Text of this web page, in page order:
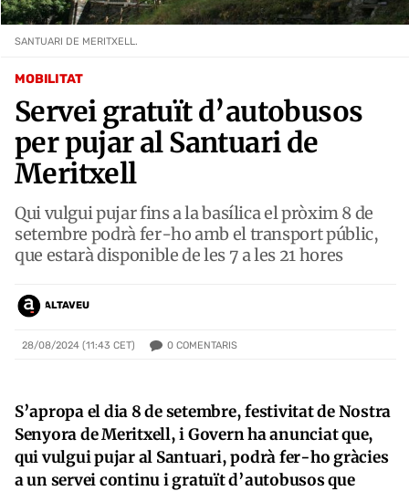
MOBILITAT
Servei gratuït d’autobusos
per pujar al Santuari de
Meritxell
Qui vulgui pujar fins a la basílica el pròxim 8 de
setembre podrà fer-ho amb el transport públic,
que estarà disponible de les 7 a les 21 hores
ALTAVEU
28/08/2024 (11:43 CET) 0 COMENTARIS
SANTUARI DE MERITXELL.
S’apropa el dia 8 de setembre, festivitat de Nostra
Senyora de Meritxell, i Govern ha anunciat que,
qui vulgui pujar al Santuari, podrà fer-ho gràcies
a un servei continu i gratuït d’autobusos que